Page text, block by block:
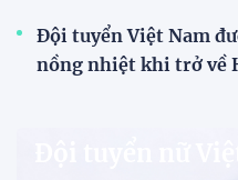
V.League chính thức